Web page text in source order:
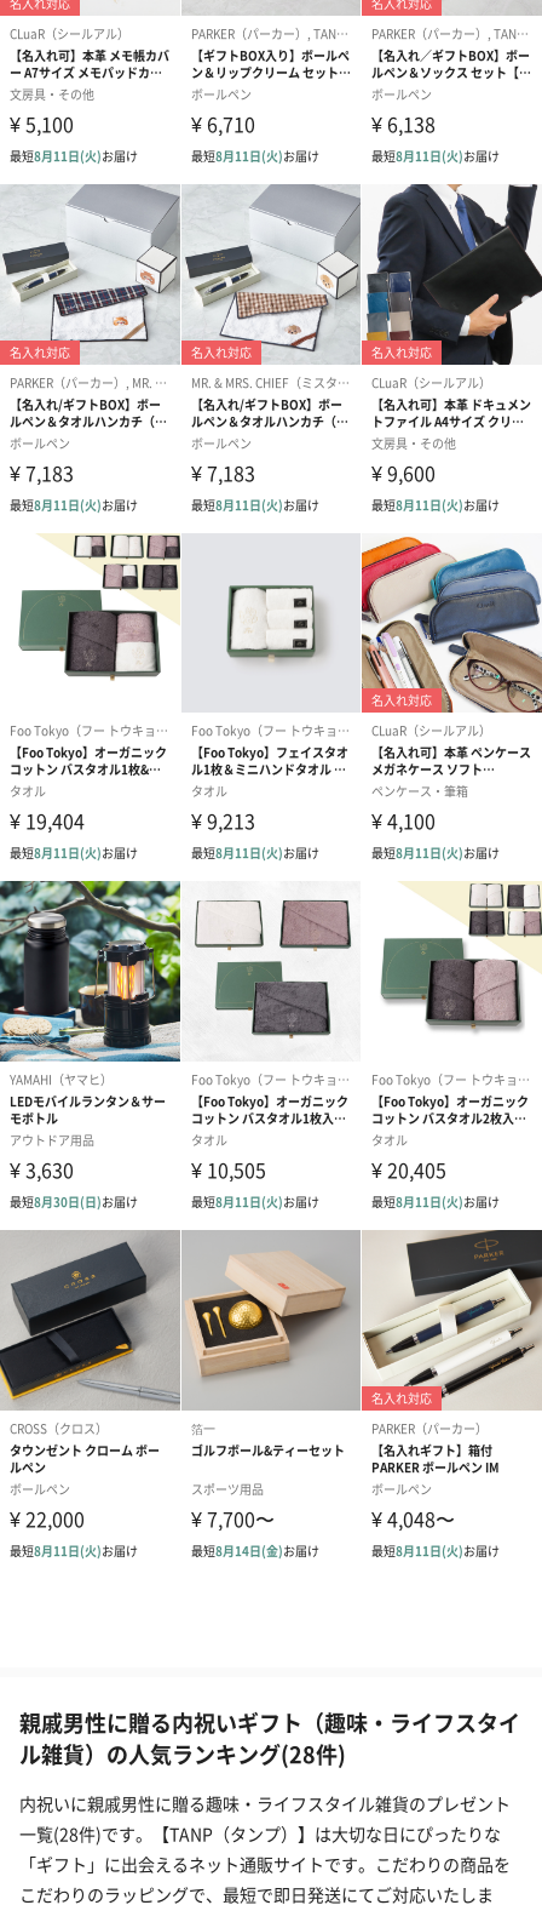
親戚男性に贈る内祝いギフト（趣味・ライフスタイ
ル雑貨）の人気ランキング(28件)
内祝いに親戚男性に贈る趣味・ライフスタイル雑貨のプレゼント
一覧(28件)です。【TANP（タンプ）】は大切な日にぴったりな
「ギフト」に出会えるネット通販サイトです。こだわりの商品を
こだわりのラッピングで、最短で即日発送にてご対応いたしま